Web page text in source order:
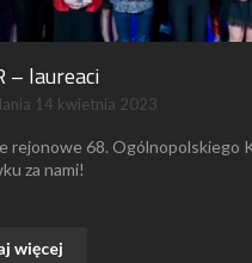
– laureaci
14 kwietnia 2023
rejonowe 68. Ogólnopolskiego
za nami!
więcej